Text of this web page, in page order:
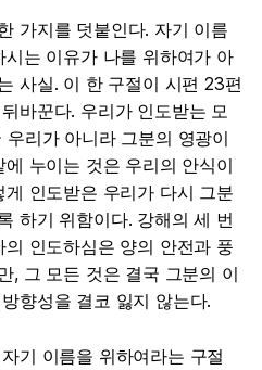
가지를 덧붙인다. 자기 이름
는 이유가 나를 위하여가 아
사실. 이 한 구절이 시편 23편
바꾼다. 우리가 인도받는 모
리가 아니라 그분의 영광이
누이는 것은 우리의 안식이
인도받은 우리가 다시 그분
하기 위함이다. 강해의 세 번
인도하심은 양의 안전과 풍
, 그 모든 것은 결국 그분의 이
향성을 결코 잃지 않는다.
기 이름을 위하여라는 구절